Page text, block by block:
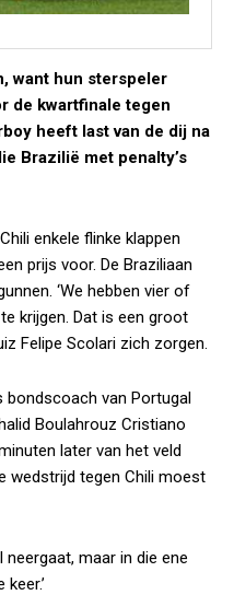
want hun sterspeler
de kwartfinale tegen
heeft last van de dij na
Brazilië met penalty’s
enkele flinke klappen
prijs voor. De Braziliaan
‘We hebben vier of
krijgen. Dat is een groot
Felipe Scolari zich zorgen.
bondscoach van Portugal
Boulahrouz Cristiano
later van het veld
wedstrijd tegen Chili moest
neergaat, maar in die ene